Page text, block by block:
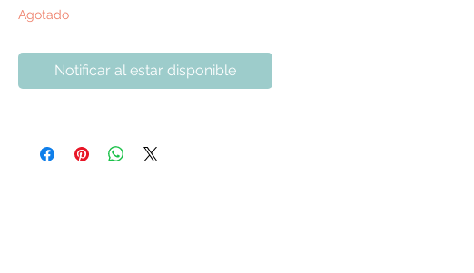
Agotado
Notificar al estar disponible